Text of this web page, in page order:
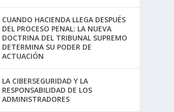
CUANDO HACIENDA LLEGA DESPUÉS
DEL PROCESO PENAL: LA NUEVA
DOCTRINA DEL TRIBUNAL SUPREMO
DETERMINA SU PODER DE
ACTUACIÓN
LA CIBERSEGURIDAD Y LA
RESPONSABILIDAD DE LOS
ADMINISTRADORES